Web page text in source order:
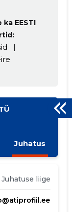
EESTI
|
Juhatus
Juhatuse liige